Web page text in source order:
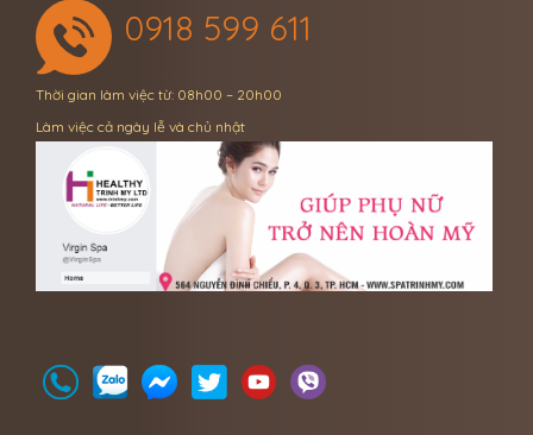
0918 599 611
Thời gian làm việc từ: 08h00 – 20h00
Làm việc cả ngày lễ và chủ nhật